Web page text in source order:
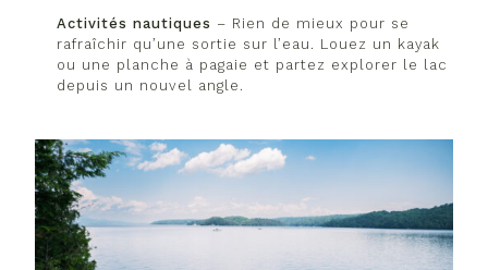
Activités nautiques – Rien de mieux pour se
rafraîchir qu’une sortie sur l’eau. Louez un kayak
ou une planche à pagaie et partez explorer le lac
depuis un nouvel angle.